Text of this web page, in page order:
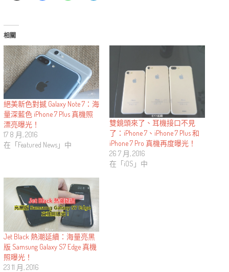
相關
絕美新色對撼 Galaxy Note 7：海
量深藍色 iPhone 7 Plus 真機照
漂亮曝光！
17 8 月, 2016
在「Featured News」中
雙鏡頭來了、耳機接口不見
了：iPhone 7、iPhone 7 Plus 和
iPhone 7 Pro 真機再度曝光！
26 7 月, 2016
在「iOS」中
Jet Black 熱潮延續：海量亮黑
版 Samsung Galaxy S7 Edge 真機
照曝光！
23 11 月, 2016